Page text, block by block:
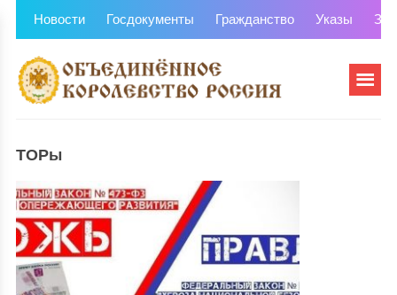
Новости Госдокументы Гражданство Указы
ТОРы